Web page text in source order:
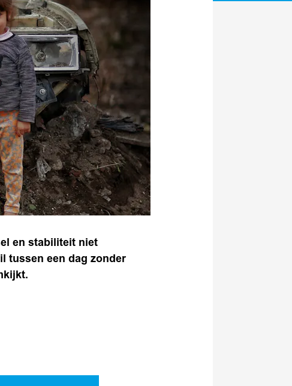
en stabiliteit niet
tussen een dag zonder